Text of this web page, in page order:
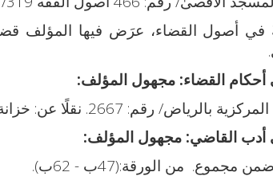
في أصول القضاء، عرَض فيها المؤلف
مجهول المؤلف:
رقم: 2667. نقلًا عن: خزانة التراث 60/435، الرقم التسلسلي: 60601.
مجهول المؤلف:
مجموع. من الورقة:(47ب - 62ب).